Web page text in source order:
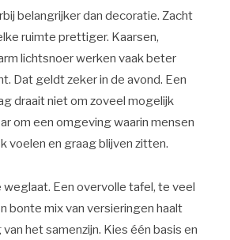
belangrijker dan decoratie. Zacht
ruimte prettiger. Kaarsen,
lichtsnoer werken vaak beter
Dat geldt zeker in de avond. Een
draait niet om zoveel mogelijk
om een omgeving waarin mensen
voelen en graag blijven zitten.
Een overvolle tafel, te veel
bonte mix van versieringen haalt
het samenzijn. Kies één basis en